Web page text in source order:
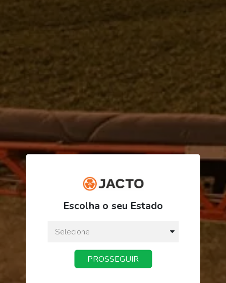
R$ 3.861,74
ou3xdeR$ 1.287,24
Preço a vista:
Escolha o seu Estado
PROSSEGUIR